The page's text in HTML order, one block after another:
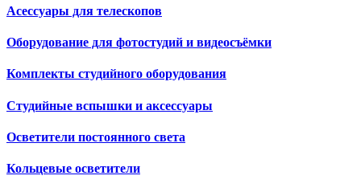
Асессуары для телескопов
Оборудование для фотостудий и видеосъёмки
Комплекты студийного оборудования
Студийные вспышки и аксессуары
Осветители постоянного света
Кольцевые осветители